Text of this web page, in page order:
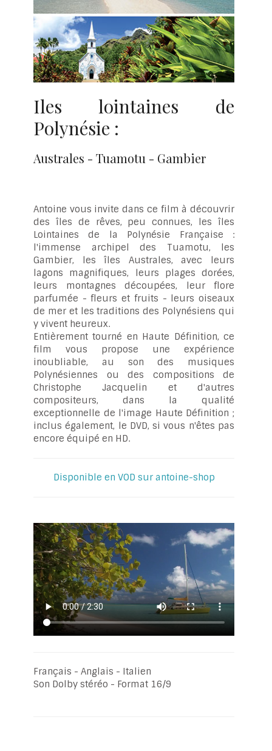
Iles lointaines de
Polynésie :
Australes - Tuamotu - Gambier
Antoine vous invite dans ce film à découvrir
des îles de rêves, peu connues, les îles
Lointaines de la Polynésie Française :
l'immense archipel des Tuamotu, les
Gambier, les îles Australes, avec leurs
lagons magnifiques, leurs plages dorées,
leurs montagnes découpées, leur flore
parfumée - fleurs et fruits - leurs oiseaux
de mer et les traditions des Polynésiens qui
y vivent heureux.
Entièrement tourné en Haute Définition, ce
film vous propose une expérience
inoubliable, au son des musiques
Polynésiennes ou des compositions de
Christophe Jacquelin et d'autres
compositeurs, dans la qualité
exceptionnelle de l'image Haute Définition ;
inclus également, le DVD, si vous n'êtes pas
encore équipé en HD.
Disponible en VOD sur antoine-shop
Français - Anglais - Italien
Son Dolby stéréo - Format 16/9